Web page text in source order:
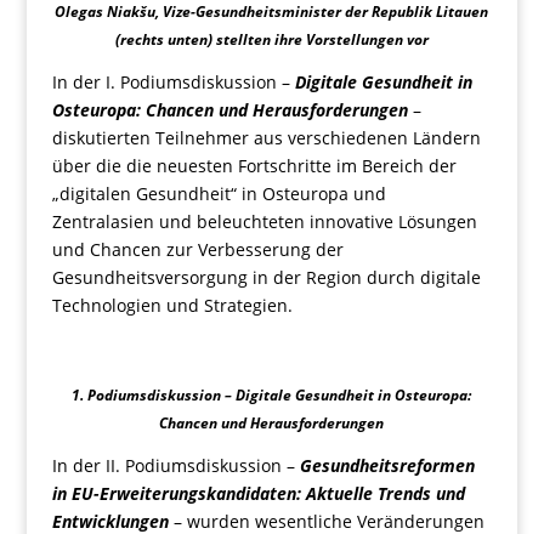
Olegas Niakšu, Vize-Gesundheitsminister der Republik Litauen
(rechts unten) stellten ihre Vorstellungen vor
In der I. Podiumsdiskussion – Digitale Gesundheit in
Osteuropa: Chancen und Herausforderungen –
diskutierten Teilnehmer aus verschiedenen Ländern
über die die neuesten Fortschritte im Bereich der
„digitalen Gesundheit“ in Osteuropa und
Zentralasien und beleuchteten innovative Lösungen
und Chancen zur Verbesserung der
Gesundheitsversorgung in der Region durch digitale
Technologien und Strategien.
1. Podiumsdiskussion – Digitale Gesundheit in Osteuropa:
Chancen und Herausforderungen
In der II. Podiumsdiskussion – Gesundheitsreformen
in EU-Erweiterungskandidaten: Aktuelle Trends und
Entwicklungen – wurden wesentliche Veränderungen